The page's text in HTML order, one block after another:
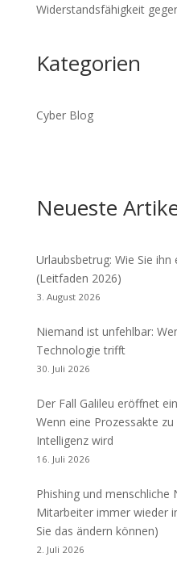
Widerstandsfähigkeit
Kategorien
Cyber Blog
Neueste
Urlaubsbetrug: Wie Sie
(Leitfaden 2026)
3. August 2026
Niemand ist unfehlbar:
Technologie trifft
30. Juli 2026
Der Fall Galileu eröffnet
Wenn eine Prozessakte
Intelligenz wird
16. Juli 2026
Phishing und menschliche
Mitarbeiter immer wieder
Sie das ändern können)
2. Juli 2026